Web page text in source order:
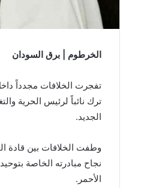
الخرطوم | برق السودان
تفجرت الخلافات مجدداً
ترك نائباً لرئيس الحرية
الجديد.
وطفت الخلافات بين قادة
نجاح مبادرته الخاصة
الأحمر.